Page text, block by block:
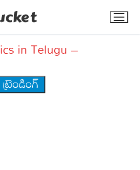
in Telugu –
ట్రెండింగ్